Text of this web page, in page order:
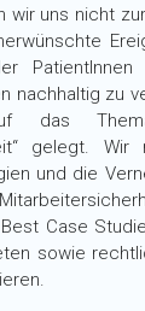
wir uns nicht
PatientInnen
nachhaltig zu
das Thema
gelegt.
und die
Case
sowie